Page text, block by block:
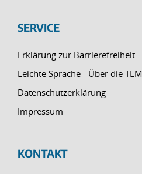
SERVICE
Erklärung zur Barrierefreiheit
Leichte Sprache - Über die TLM
Datenschutzerklärung
Impressum
KONTAKT